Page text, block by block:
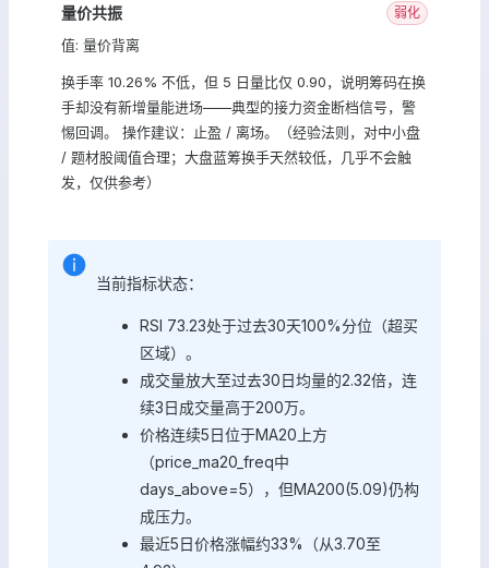
量价共振 弱化
值: 量价背离
换手率 10.26% 不低，但 5 日量比仅 0.90，说明筹码在换
手却没有新增量能进场——典型的接力资金断档信号，警
惕回调。 操作建议：止盈 / 离场。（经验法则，对中小盘
/ 题材股阈值合理；大盘蓝筹换手天然较低，几乎不会触
发，仅供参考）
当前指标状态：
RSI 73.23处于过去30天100%分位（超买
区域）。
成交量放大至过去30日均量的2.32倍，连
续3日成交量高于200万。
价格连续5日位于MA20上方
（price_ma20_freq中
days_above=5），但MA200(5.09)仍构
成压力。
最近5日价格涨幅约33%（从3.70至